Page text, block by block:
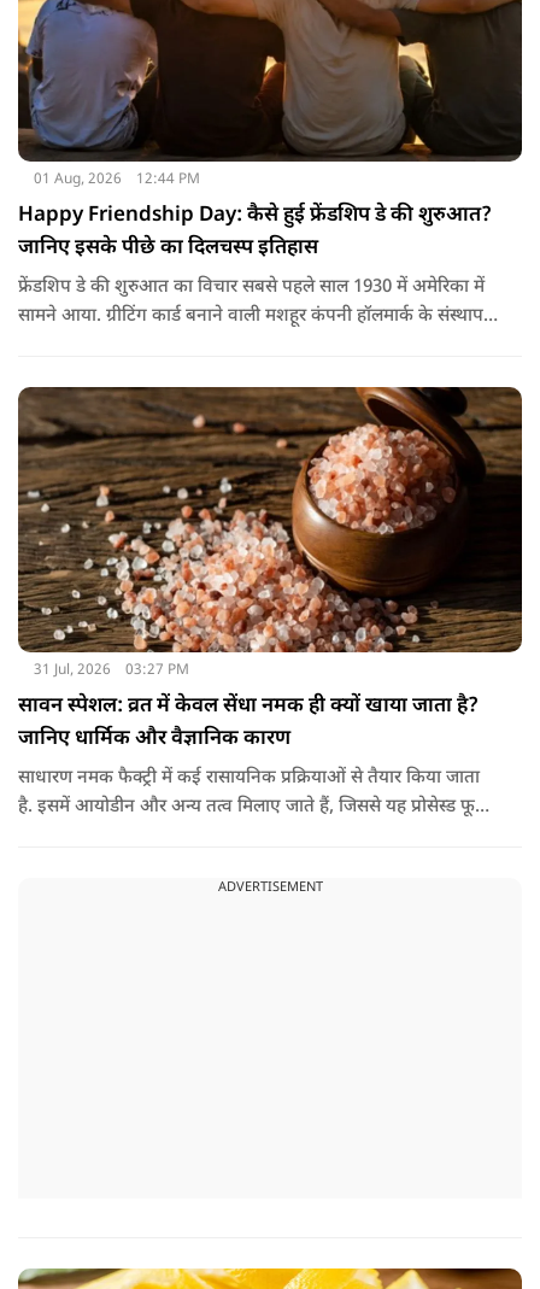
01 Aug, 2026 12:44 PM
Happy Friendship Day: कैसे हुई फ्रेंडशिप डे की शुरुआत?
जानिए इसके पीछे का दिलचस्प इतिहास
फ्रेंडशिप डे की शुरुआत का विचार सबसे पहले साल 1930 में अमेरिका में
सामने आया. ग्रीटिंग कार्ड बनाने वाली मशहूर कंपनी हॉलमार्क के संस्थापक
31 Jul, 2026 03:27 PM
सावन स्पेशल: व्रत में केवल सेंधा नमक ही क्यों खाया जाता है?
जानिए धार्मिक और वैज्ञानिक कारण
साधारण नमक फैक्ट्री में कई रासायनिक प्रक्रियाओं से तैयार किया जाता
है. इसमें आयोडीन और अन्य तत्व मिलाए जाते हैं, जिससे यह प्रोसेस्ड फूड
जाता, इसलिए इसे अधिक शुद्ध माना जाता है.
ADVERTISEMENT